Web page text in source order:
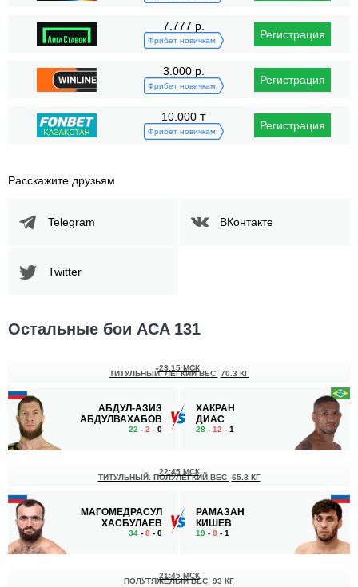
7.777 р.
Фрибет новичкам Регистрация
3.000 р.
Фрибет новичкам Регистрация
10.000 ₸
Фрибет новичкам Регистрация
Расскажите друзьям
Telegram ВКонтакте
Twitter
Остальные бои ACA 131
АБДУЛ-АЗИЗ
АБДУЛВАХАБОВ
22 - 2 - 0
23:15 МСК
ТИТУЛЬНЫЙ. ЛЕГКИЙ ВЕС 70.3 КГ
ХАКРАН
ДИАС
28 - 12 - 1
МАГОМЕДРАСУЛ
ХАСБУЛАЕВ
34 - 8 - 0
22:45 МСК
ТИТУЛЬНЫЙ. ПОЛУЛЕГКИЙ ВЕС 65.8 КГ
РАМАЗАН
КИШЕВ
19 - 8 - 1
21:45 МСК
ПОЛУТЯЖЕЛЫЙ ВЕС 93 КГ